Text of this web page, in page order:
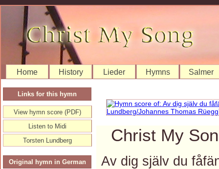
Home History Lieder Hymns Salmer
Christ My
Av dig själv du
Links for this hymn
View hymn score (PDF)
Listen to Midi
Torsten Lundberg
Original hymn in German